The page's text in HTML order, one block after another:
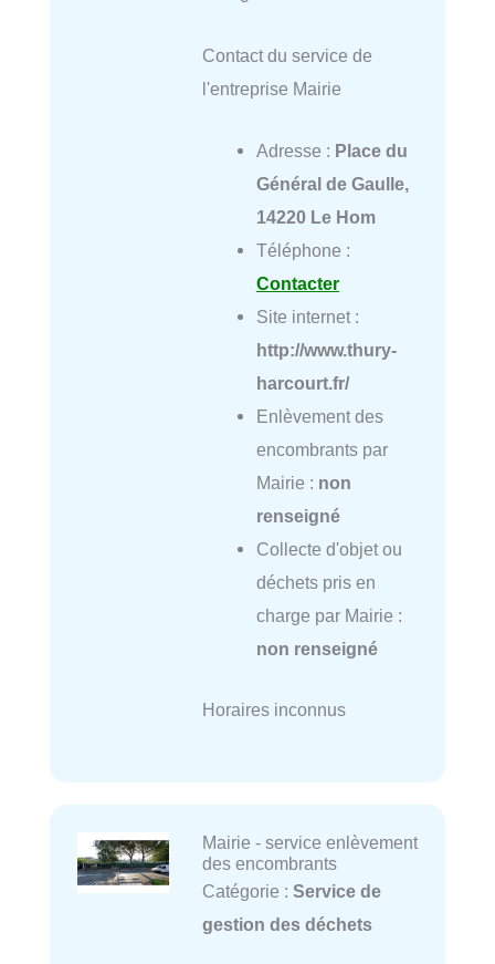
Contact du service de
l'entreprise Mairie
Adresse : Place du
Général de Gaulle,
14220 Le Hom
Téléphone :
Contacter
Site internet :
http://www.thury-
harcourt.fr/
Enlèvement des
encombrants par
Mairie : non
renseigné
Collecte d'objet ou
déchets pris en
charge par Mairie :
non renseigné
Horaires inconnus
Mairie - service enlèvement
des encombrants
Catégorie : Service de
gestion des déchets